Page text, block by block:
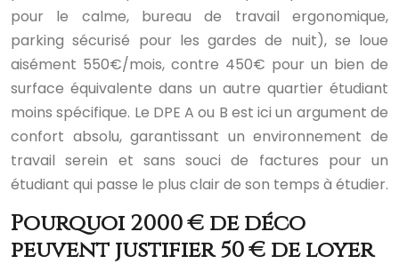
pour le calme, bureau de travail ergonomique,
parking sécurisé pour les gardes de nuit), se loue
aisément 550€/mois, contre 450€ pour un bien de
surface équivalente dans un autre quartier étudiant
moins spécifique. Le DPE A ou B est ici un argument de
confort absolu, garantissant un environnement de
travail serein et sans souci de factures pour un
étudiant qui passe le plus clair de son temps à étudier.
Pourquoi 2000 € de déco
peuvent justifier 50 € de loyer